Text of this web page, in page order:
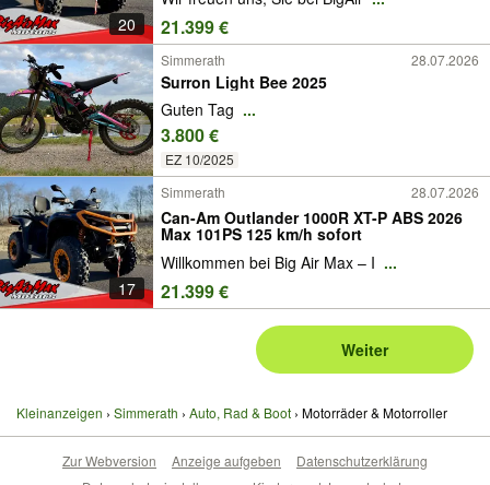
20 21.399 €
Simmerath 28.07.2026
Surron Light Bee 2025
Guten Tag ...
3.800 €
EZ 10/2025
17
Simmerath 28.07.2026
Can-Am Outlander 1000R XT-P ABS 2026
Max 101PS 125 km/h sofort
Willkommen bei Big Air Max – I ...
21.399 €
Weiter
Kleinanzeigen Simmerath Auto, Rad & Boot Motorräder & Motorroller
Zur Webversion Anzeige aufgeben
Datenschutzerklärung